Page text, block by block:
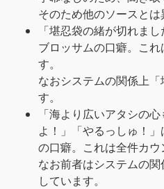
そのため他のソースとは
「堪忍袋の緒が切れま
ブロッサムの口癖。こ
す。
なおシステムの関係上
す。
「海より広いアタシの
よ！」「やるっしゅ！
の口癖。これは全件カウ
なお前者はシステムの
しています。